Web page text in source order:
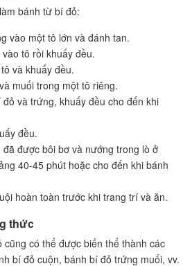
bánh từ bí đỏ:
vào một tô lớn và đánh tan.
tô rồi khuấy đều.
và khuấy đều.
muối trong một tô riêng.
và trứng, khuấy đều cho đến khi
đều.
được bôi bơ và nướng trong lò ở
40-45 phút hoặc cho đến khi bánh
hoàn toàn trước khi trang trí và ăn.
thức
có thể được biến thể thành các
bí đỏ cuộn, bánh bí đỏ trứng muối, vv.